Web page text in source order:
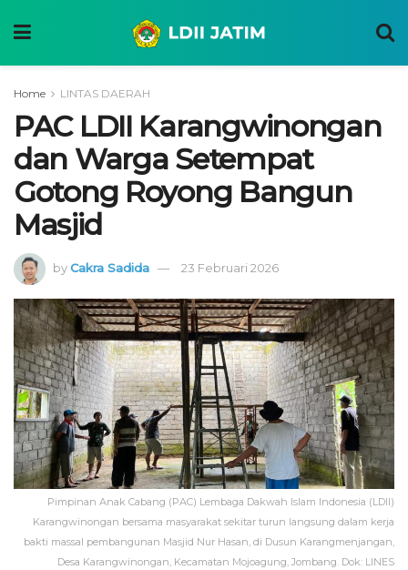
Home LINTAS DAERAH
PAC LDII Karangwinongan
dan Warga Setempat
Gotong Royong Bangun
Masjid
byCakra Sadida 23 Februari 2026
Pimpinan Anak Cabang (PAC) Lembaga Dakwah Islam Indonesia (LDII)
Karangwinongan bersama masyarakat sekitar turun langsung dalam kerja
bakti massal pembangunan Masjid Nur Hasan, di Dusun Karangmenjangan,
Desa Karangwinongan, Kecamatan Mojoagung, Jombang. Dok: LINES